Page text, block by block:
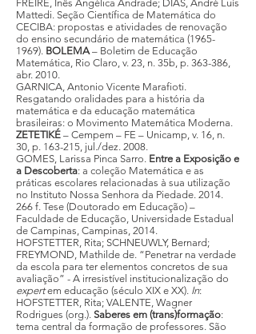
FREIRE, Inês Angélica Andrade; DIAS, André Luís
Mattedi. Seção Científica de Matemática do
CECIBA: propostas e atividades de renovação
do ensino secundário de matemática (1965-
1969). BOLEMA– Boletim de Educação
Matemática, Rio Claro, v. 23, n. 35b, p. 363-386,
abr. 2010.
GARNICA, Antonio Vicente Marafioti.
Resgatando oralidades para a história da
matemática e da educação matemática
brasileiras: o Movimento Matemática Moderna.
ZETETIKÉ – Cempem – FE – Unicamp, v. 16, n.
30, p. 163-215, jul./dez. 2008.
GOMES, Larissa Pinca Sarro. Entre a Exposição e
a Descoberta: a coleção Matemática e as
práticas escolares relacionadas à sua utilização
no Instituto Nossa Senhora da Piedade. 2014.
266 f. Tese (Doutorado em Educação) –
Faculdade de Educação, Universidade Estadual
de Campinas, Campinas, 2014.
HOFSTETTER, Rita; SCHNEUWLY, Bernard;
FREYMOND, Mathilde de. “Penetrar na verdade
da escola para ter elementos concretos de sua
avaliação” - A irresistível institucionalização do
expertem educação (século XIX e XX). In:
HOFSTETTER, Rita; VALENTE, Wagner
Rodrigues (org.). Saberes em (trans)formação:
tema central da formação de professores. São